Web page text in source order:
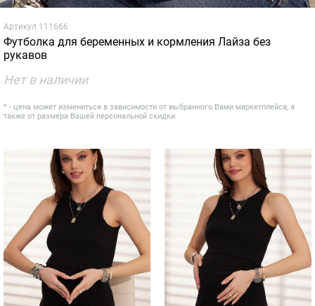
Артикул 111666
Футболка для беременных и кормления Лайза без
рукавов
Нет в наличии
* - цена может измениться в зависимости от выбранного Вами маркетплейса, а
также от размера Вашей персональной скидки